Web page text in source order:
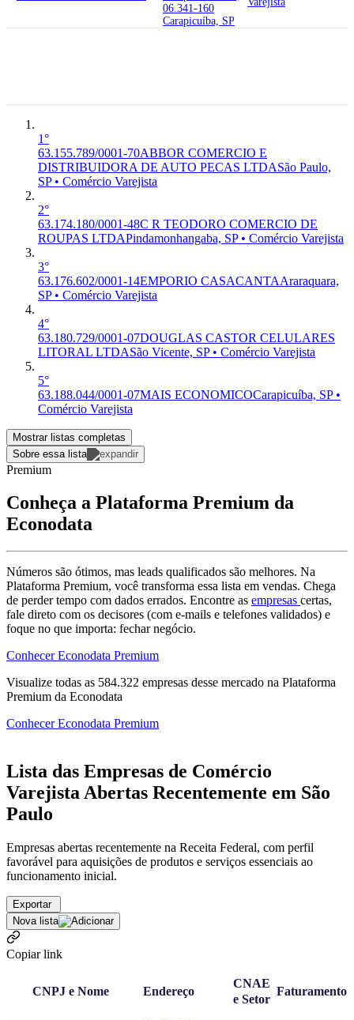
06.341-160
Carapicuíba, SP
1°
63.155.789/0001-70ABBOR COMERCIO E
DISTRIBUIDORA DE AUTO PECAS LTDASão Paulo,
SP • Comércio Varejista
2°
63.174.180/0001-48C R TEODORO COMERCIO DE
ROUPAS LTDAPindamonhangaba, SP • Comércio Varejista
3°
63.176.602/0001-14EMPORIO CASACANTAAraraquara,
SP • Comércio Varejista
4°
63.180.729/0001-07DOUGLAS CASTOR CELULARES
LITORAL LTDASão Vicente, SP • Comércio Varejista
5°
63.188.044/0001-07MAIS ECONOMICOCarapicuíba, SP •
Comércio Varejista
Mostrar listas completas
Sobre essa lista
Premium
Conheça a Plataforma Premium da
Econodata
Números são ótimos, mas leads qualificados são melhores. Na
Plataforma Premium, você transforma essa lista em vendas. Chega
de perder tempo com dados errados. Encontre as empresas certas,
fale direto com os decisores (com e-mails e telefones validados) e
foque no que importa: fechar negócio.
Conhecer Econodata Premium
Visualize todas as 584.322 empresas desse mercado na Plataforma
Premium da Econodata
Conhecer Econodata Premium
Lista das Empresas de Comércio
Varejista Abertas Recentemente em São
Paulo
Empresas abertas recentemente na Receita Federal, com perfil
favorável para aquisições de produtos e serviços essenciais ao
funcionamento inicial.
Exportar
Nova lista
Copiar link
CNPJ e Nome Endereço
CNAE
e Setor
Faturamento